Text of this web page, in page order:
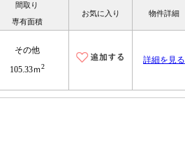
間取り
専有面積
お気に入り 物件詳細
その他
105.33ｍ2
詳細を見る